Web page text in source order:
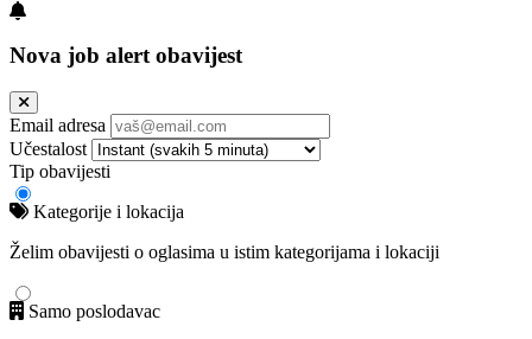
Nova job alert obavijest
Email adresa
Učestalost
Tip obavijesti
Kategorije i lokacija
Želim obavijesti o oglasima u istim kategorijama i lokaciji
Samo poslodavac